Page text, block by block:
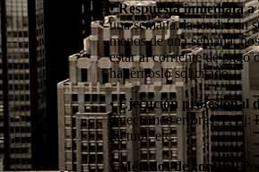
•Respuesta inmediata a
una semana, la tendrá en
menos de una semana,
estar al corriente de pago
habérnoslo solicitado.
•Ejecución profesional
detectamos errores. P.
factura, etc.
•Métodos de control.